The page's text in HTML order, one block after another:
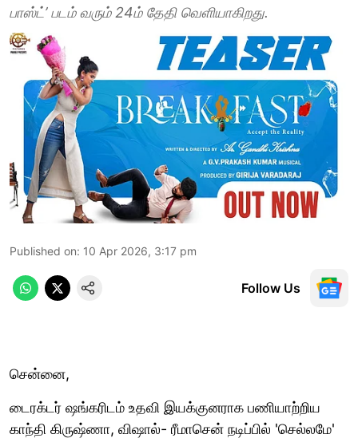
பாஸ்ட்’ படம் வரும் 24ம் தேதி வெளியாகிறது.
Published on: 10 Apr 2026, 3:17 pm
Follow Us
சென்னை,
டைரக்டர் ஷங்கரிடம் உதவி இயக்குனராக பணியாற்றிய
காந்தி கிருஷ்ணா, விஷால்- ரீமாசென் நடிப்பில் 'செல்லமே'